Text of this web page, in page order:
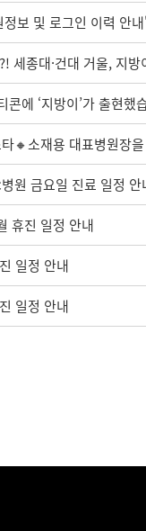
보 및 로그인 이력 안
세종대·건대 거울, 지
콘에 ‘지방이’가 출현했
🔸소재용 대표병원장
원 금요일 진료 일정 안
휴진 일정 안내
일정 안내
일정 안내